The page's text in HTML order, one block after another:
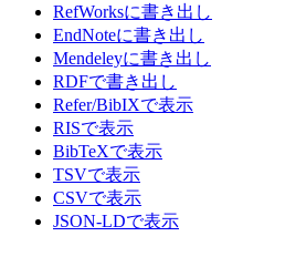
RefWorksに書き出し
EndNoteに書き出し
Mendeleyに書き出し
RDFで書き出し
Refer/BibIXで表示
RISで表示
BibTeXで表示
TSVで表示
CSVで表示
JSON-LDで表示